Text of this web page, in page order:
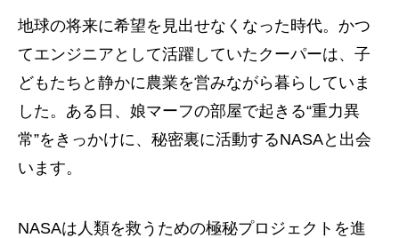
地球の将来に希望を見出せなくなった時代。かつ
てエンジニアとして活躍していたクーパーは、子
どもたちと静かに農業を営みながら暮らしていま
した。ある日、娘マーフの部屋で起きる“重力異
常”をきっかけに、秘密裏に活動するNASAと出会
います。
NASAは人類を救うための極秘プロジェクトを進